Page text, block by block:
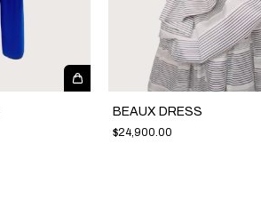
BEAUX DRESS
$24,900.00